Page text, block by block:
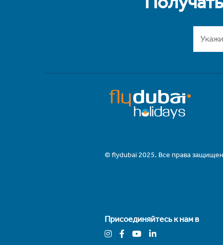
© flydubai 2025. Все права
Присоединяйтесь к нам в